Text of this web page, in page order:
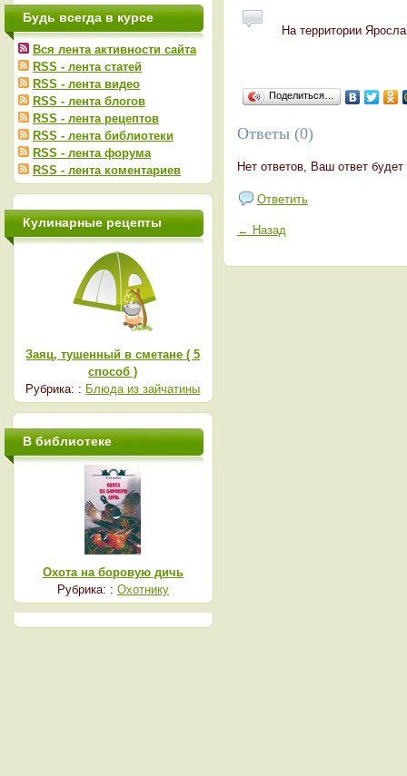
На территории
Поделиться…
Ответы (0)
Нет ответов, Ваш ответ
Ответить
← Назад
Будь всегда в курсе
Вся лента активности сайта
RSS - лента статей
RSS - лента видео
RSS - лента блогов
RSS - лента рецептов
RSS - лента библиотеки
RSS - лента форума
RSS - лента коментариев
Кулинарные рецепты
Заяц, тушенный в сметане ( 5
способ )
Рубрика: : Блюда из зайчатины
В библиотеке
Охота на боровую дичь
Рубрика: : Охотнику